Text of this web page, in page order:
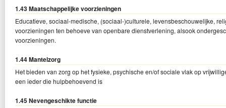
1.43 Maatschappelijke voorzieningen
Educatieve, sociaal-medische, (sociaal-)culturele, levensbeschouwelijke,
voorzieningen ten behoeve van openbare dienstverlening, alsook
voorzieningen.
1.44 Mantelzorg
Het bieden van zorg op het fysieke, psychische en/of sociale vlak op
een ieder die hulpbehoevend is
1.45 Nevengeschikte functie